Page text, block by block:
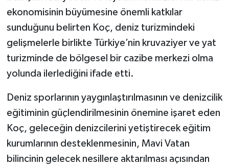
ekonomisinin büyümesine önemli katkılar
sunduğunu belirten Koç, deniz turizmindeki
gelişmelerle birlikte Türkiye’nin kruvaziyer ve yat
turizminde de bölgesel bir cazibe merkezi olma
yolunda ilerlediğini ifade etti.
Deniz sporlarının yaygınlaştırılmasının ve denizcilik
eğitiminin güçlendirilmesinin önemine işaret eden
Koç, geleceğin denizcilerini yetiştirecek eğitim
kurumlarının desteklenmesinin, Mavi Vatan
bilincinin gelecek nesillere aktarılması açısından